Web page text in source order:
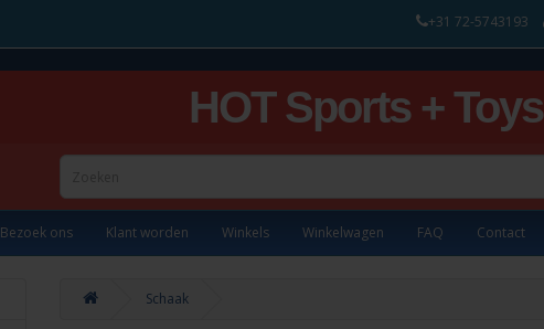
+31 72-5743193
HOT Sports + Toys
Bezoek ons Klant worden Winkels Winkelwagen FAQ Contact
Schaak